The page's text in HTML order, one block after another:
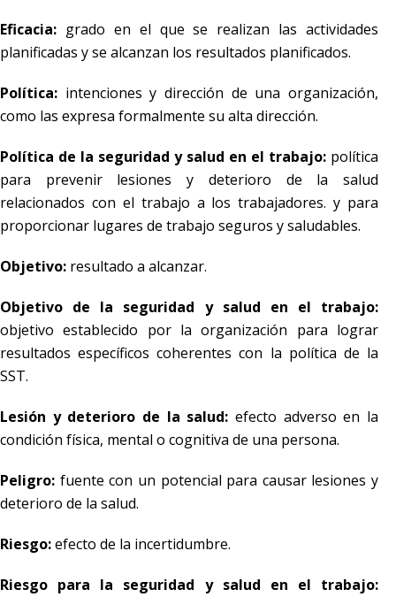
Eficacia: grado en el que se realizan las actividades
planificadas y se alcanzan los resultados planificados.
Política: intenciones y dirección de una organización,
como las expresa formalmente su alta dirección.
Política de la seguridad y salud en el trabajo: política
para prevenir lesiones y deterioro de la salud
relacionados con el trabajo a los trabajadores. y para
proporcionar lugares de trabajo seguros y saludables.
Objetivo: resultado a alcanzar.
Objetivo de la seguridad y salud en el trabajo:
objetivo establecido por la organización para lograr
resultados específicos coherentes con la política de la
SST.
Lesión y deterioro de la salud: efecto adverso en la
condición física, mental o cognitiva de una persona.
Peligro: fuente con un potencial para causar lesiones y
deterioro de la salud.
Riesgo:efecto de la incertidumbre.
Riesgo para la seguridad y salud en el trabajo: